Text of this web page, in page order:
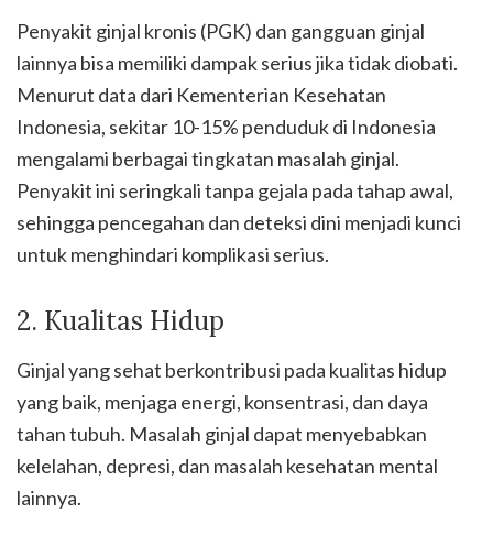
Penyakit ginjal kronis (PGK) dan gangguan ginjal
lainnya bisa memiliki dampak serius jika tidak diobati.
Menurut data dari Kementerian Kesehatan
Indonesia, sekitar 10-15% penduduk di Indonesia
mengalami berbagai tingkatan masalah ginjal.
Penyakit ini seringkali tanpa gejala pada tahap awal,
sehingga pencegahan dan deteksi dini menjadi kunci
untuk menghindari komplikasi serius.
2. Kualitas Hidup
Ginjal yang sehat berkontribusi pada kualitas hidup
yang baik, menjaga energi, konsentrasi, dan daya
tahan tubuh. Masalah ginjal dapat menyebabkan
kelelahan, depresi, dan masalah kesehatan mental
lainnya.